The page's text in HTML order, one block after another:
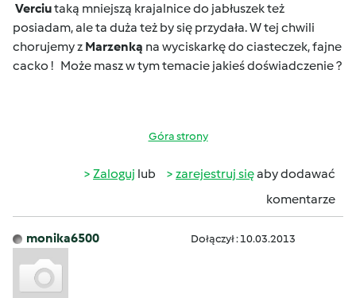
Verciutaką mniejszą krajalnice do jabłuszek też
posiadam, ale ta duża też by się przydała. W tej chwili
chorujemy z Marzenką na wyciskarkę do ciasteczek, fajne
cacko ! Może masz w tym temacie jakieś doświadczenie ?
Góra strony
Zaloguj lub zarejestruj sięaby dodawać
komentarze
monika6500 Dołączył : 10.03.2013